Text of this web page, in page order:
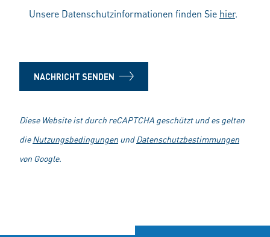
Unsere Datenschutzinformationen finden Sie hier.
NACHRICHT SENDEN
Diese Website ist durch reCAPTCHA geschützt und es gelten
dieNutzungsbedingungen undDatenschutzbestimmungen
von Google.